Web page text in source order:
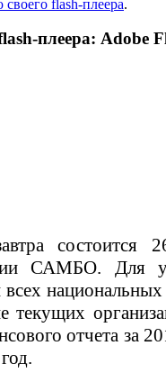
flash-плеера.
плеера: Adobe
состоится
САМБО. Для
всех
текущих
отчета за